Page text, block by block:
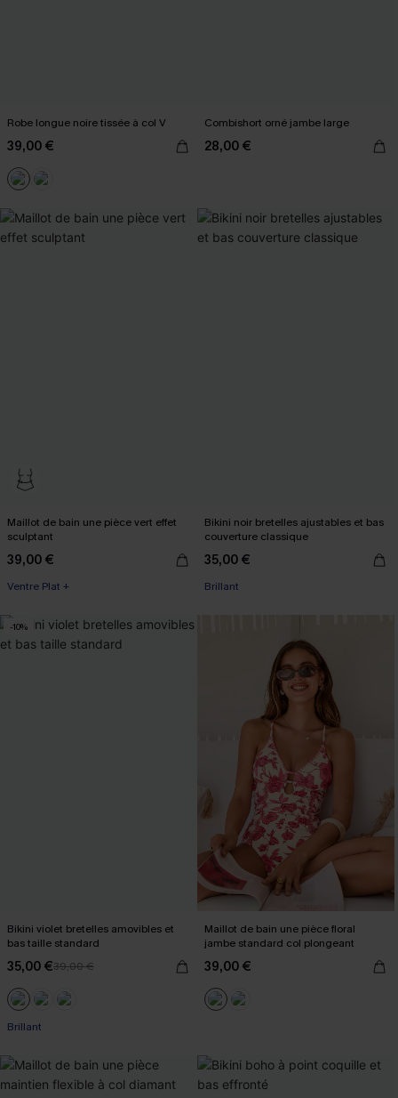
Robe longue noire tissée à col V
39,00 €
Combishort orné jambe large
28,00 €
Maillot de bain une pièce vert effet
sculptant
39,00 €
Ventre Plat +
Bikini noir bretelles ajustables et bas
couverture classique
35,00 €
Brillant
-10%
Bikini violet bretelles amovibles et
bas taille standard
35,00 €39,00 €
Brillant
Maillot de bain une pièce floral
jambe standard col plongeant
39,00 €